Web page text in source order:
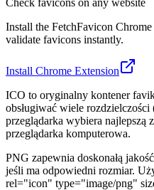
Install the FetchFavicon
validate favicons instantly.
Install Chrome Extension
ICO to oryginalny kontener
obsługiwać wiele
przeglądarka wybiera najlepszą
przeglądarka komputerowa.
PNG zapewnia doskonałą
jeśli ma odpowiedni rozmiar.
rel="icon" type="image/png"